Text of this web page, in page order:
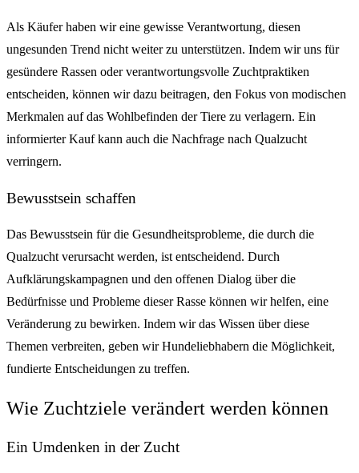
Als Käufer haben wir eine gewisse Verantwortung, diesen
ungesunden Trend nicht weiter zu unterstützen. Indem wir uns für
gesündere Rassen oder verantwortungsvolle Zuchtpraktiken
entscheiden, können wir dazu beitragen, den Fokus von modischen
Merkmalen auf das Wohlbefinden der Tiere zu verlagern. Ein
informierter Kauf kann auch die Nachfrage nach Qualzucht
verringern.
Bewusstsein schaffen
Das Bewusstsein für die Gesundheitsprobleme, die durch die
Qualzucht verursacht werden, ist entscheidend. Durch
Aufklärungskampagnen und den offenen Dialog über die
Bedürfnisse und Probleme dieser Rasse können wir helfen, eine
Veränderung zu bewirken. Indem wir das Wissen über diese
Themen verbreiten, geben wir Hundeliebhabern die Möglichkeit,
fundierte Entscheidungen zu treffen.
Wie Zuchtziele verändert werden können
Ein Umdenken in der Zucht